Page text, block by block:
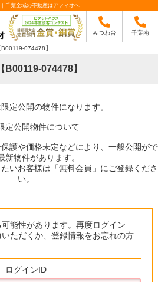
千葉全域の不動産はアフィオへ
みつわ台 千葉南
074478】
B00119-074478】
定公開の物件になります。
定公開物件について
護や価格未定などにより、一般公開がで
新物件があります。
いお客様は「無料会員」にご登録くださ
い。
能性があります。再度ログイン
ただくか、登録情報をお忘れの方
ログインID